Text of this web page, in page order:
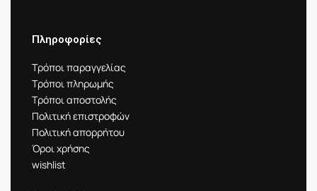
Πληροφορίες
Τρόποι παραγγελίας
Τρόποι πληρωμής
Τρόποι αποστολής
Πολιτική επιστροφών
Πολιτική απορρήτου
Όροι χρήσης
wishlist